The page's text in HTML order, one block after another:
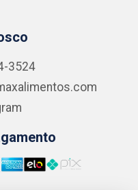
3524